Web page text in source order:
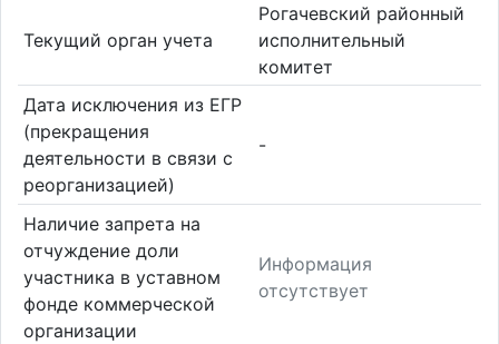
Текущий орган учета
Рогачевский районный
исполнительный
комитет
Дата исключения из ЕГР
(прекращения
деятельности в связи с
реорганизацией)
-
Наличие запрета на
отчуждение доли
участника в уставном
фонде коммерческой
организации
Информация
отсутствует